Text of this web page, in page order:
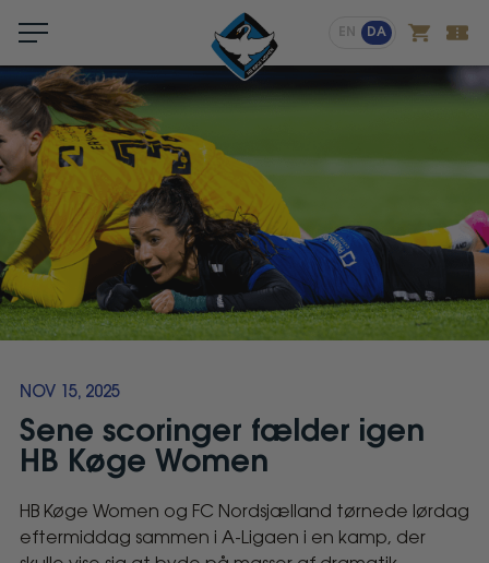
DA
EN
NOV 15, 2025
Sene scoringer fælder igen
HB Køge Women
Sene
HB Køge Women og FC Nordsjælland tørnede lørdag
eftermiddag sammen i A-Ligaen i en kamp, der